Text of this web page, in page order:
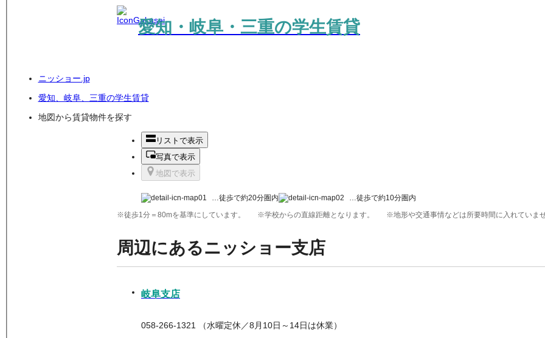
愛知・岐阜・三重の学生賃貸
ニッショー.jp
愛知、岐阜、三重の学生賃貸
地図から賃貸物件を探す
リストで表示
写真で表示
地図で表示
…徒歩で約20分圏内
…徒歩で約10分圏内
※徒歩1分＝80mを基準にしています。
※学校からの直線距離となります。 ※地形や交通事情などは所要時間に入れていま
周辺にあるニッショー支店
岐阜支店
058-266-1321 （水曜定休／8月10日～14日は休業）